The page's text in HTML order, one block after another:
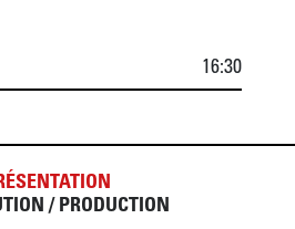
16:30
/ PRODUCTION